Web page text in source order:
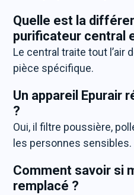
Quelle est la
purificateur central
Le central traite tout l’air
pièce spécifique.
Un appareil Epurair
?
Oui, il filtre poussière,
les personnes sensibles.
Comment savoir si
remplacé ?